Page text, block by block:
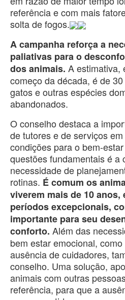
referência e com mais
solta de fogos.
A campanha reforça a
paliativas para o
dos animais. A estimativa,
começo da década, é de
gatos e outras espécies
abandonados.
O conselho destaca a
de tutores e de serviços
condições para o bem-
questões fundamentais é a
necessidade de
rotinas. É comum os
viverem mais de 10 anos,
períodos excepcionais,
importante para seu
conforto. Além das
bem estar emocional,
ausência de cuidadores,
conselho. Uma solução,
animais com outras
referência, para que a